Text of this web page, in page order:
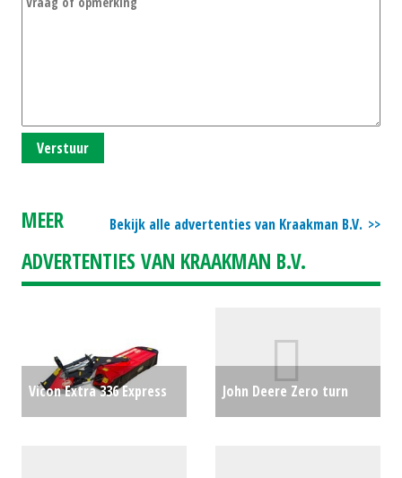
Verstuur
Bekijk alle advertenties van Kraakman B.V.
MEER
ADVERTENTIES VAN KRAAKMAN B.V.
Vicon Extra 336 Express
John Deere Zero turn